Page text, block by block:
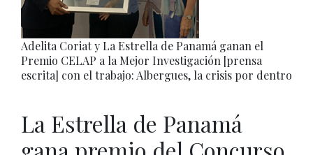
Adelita Coriat y La Estrella de Panamá ganan el
Premio CELAP a la Mejor Investigación [prensa
escrita] con el trabajo: Albergues, la crisis por dentro
La Estrella de Panamá